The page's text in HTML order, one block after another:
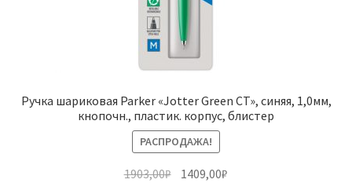
Ручка шариковая Parker «Jotter Green CT», синяя, 1,0мм,
кнопочн., пластик. корпус, блистер
РАСПРОДАЖА!
1903,00₽ Первоначальная
1409,00₽